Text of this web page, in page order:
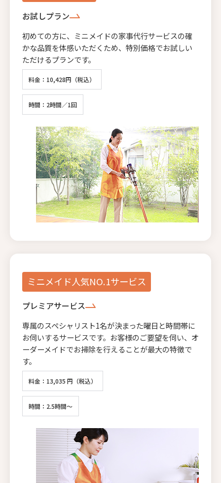
お試しプラン
初めての方に、ミニメイドの家事代行サービスの確
かな品質を体感いただくため、特別価格でお試しい
ただけるプランです。
料金：10,428円（税込）
時間：2時間／1回
ミニメイド人気NO.1サービス
プレミアサービス
専属のスペシャリスト1名が決まった曜日と時間帯に
お伺いするサービスです。お客様のご要望を伺い、オ
ーダーメイドでお掃除を行えることが最大の特徴で
す。
料金：13,035 円（税込）
時間：2.5時間～